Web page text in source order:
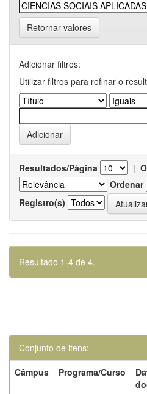
Retornar valores
Adicionar filtros:
Utilizar filtros para refinar o
Resultados/Página |
Ordenar
Registro(s)
Resultado 1-4 de 4.
Conjunto de itens:
Câmpus
Programa/Curso